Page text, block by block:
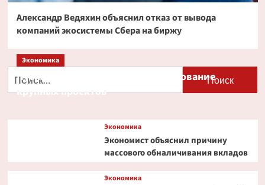
Александр Ведяхин объяснил отказ от вывода
компаний экосистемы Сбера на биржу
Экономика
Путин и Костин обсудили кредитование
крупных проектов
Экономика
Экономист объяснил причину
массового обналичивания вкладов
Экономика